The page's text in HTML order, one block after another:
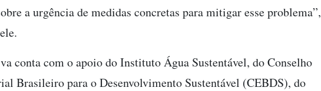
a urgência de medidas concretas para mitigar esse problema”,
conta com o apoio do Instituto Água Sustentável, do Conselho
Brasileiro para o Desenvolvimento Sustentável (CEBDS), do